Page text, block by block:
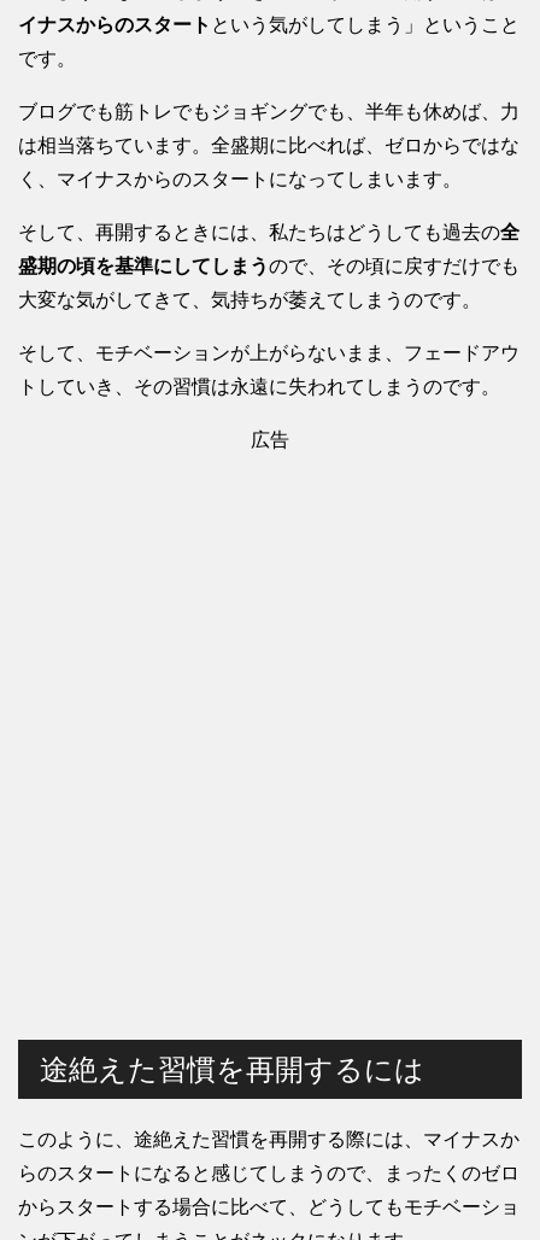
イナスからのスタート という気がしてしまう」ということ
です。
ブログでも筋トレでもジョギングでも、半年も休めば、力
は相当落ちています。全盛期に比べれば、ゼロからではな
く、マイナスからのスタートになってしまいます。
そして、再開するときには、私たちはどうしても過去の全
盛期の頃を基準にしてしまうので、その頃に戻すだけでも
大変な気がしてきて、気持ちが萎えてしまうのです。
そして、モチベーションが上がらないまま、フェードアウ
トしていき、その習慣は永遠に失われてしまうのです。
広告
途絶えた習慣を再開するには
このように、途絶えた習慣を再開する際には、マイナスか
らのスタートになると感じてしまうので、まったくのゼロ
からスタートする場合に比べて、どうしてもモチベーショ